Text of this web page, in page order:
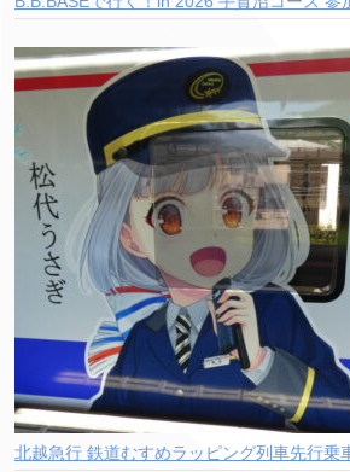
北越急行 鉄道むすめラッピング列車先行乗